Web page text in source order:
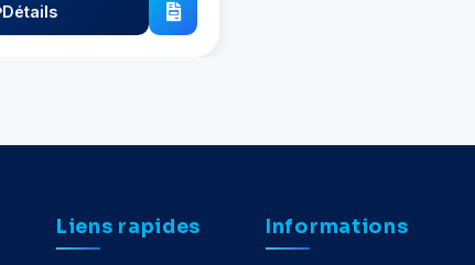
Détails
Liens rapides Informations